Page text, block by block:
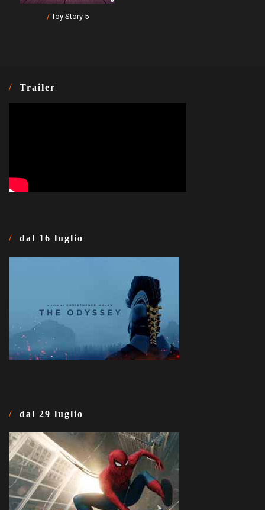
/Toy Story 5
Trailer
dal 16 luglio
dal 29 luglio